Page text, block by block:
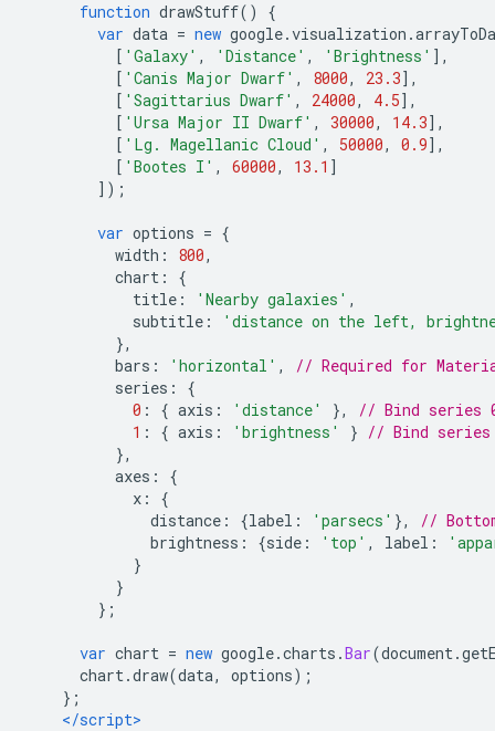
function drawStuff()
{
var data = new google.visualization .
[ 'Galaxy' , 'Distance' , 'Brightness' ],
[ 'Canis Major Dwarf' , 8000, 23.3],
[ 'Sagittarius Dwarf' , 24000, 4.5],
[ 'Ursa Major II Dwarf' , 30000, 14.3],
[ 'Lg. Magellanic Cloud' , 50000, 0.9],
[ 'Bootes I' , 60000, 13.1 ]
]);
var options = {
width : 800,
chart :
{
title : 'Nearby galaxies' ,
subtitle :
'distance on the left,
},
bars : 'horizontal' ,
// Required for
series :
{
0 : { axis : 'distance' },
// Bind series
1 : { axis : 'brightness' } // Bind
},
axes :
{
x :
{
distance : {label : 'parsecs' },
//
brightness : {side : 'top' , label :
}
}
};
var chart = new google.charts .Bar(document.
chart.draw(data, options);
};
</script>